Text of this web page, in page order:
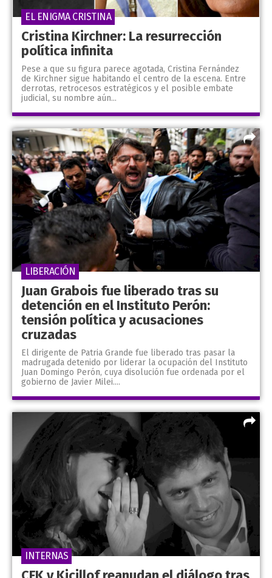
Cristina Kirchner: La resurrección
política infinita
Pese a que su figura parece agotada, Cristina Fernández
de Kirchner sigue habitando el centro de la escena. Entre
derrotas, retrocesos estratégicos y el posible embate
judicial, su nombre aún...
EL ENIGMA CRISTINA
Juan Grabois fue liberado tras su
detención en el Instituto Perón:
tensión política y acusaciones
cruzadas
El dirigente de Patria Grande fue liberado tras pasar la
madrugada detenido por liderar la ocupación del Instituto
Juan Domingo Perón, cuya disolución fue ordenada por el
gobierno de Javier Milei....
LIBERACIÓN
INTERNAS